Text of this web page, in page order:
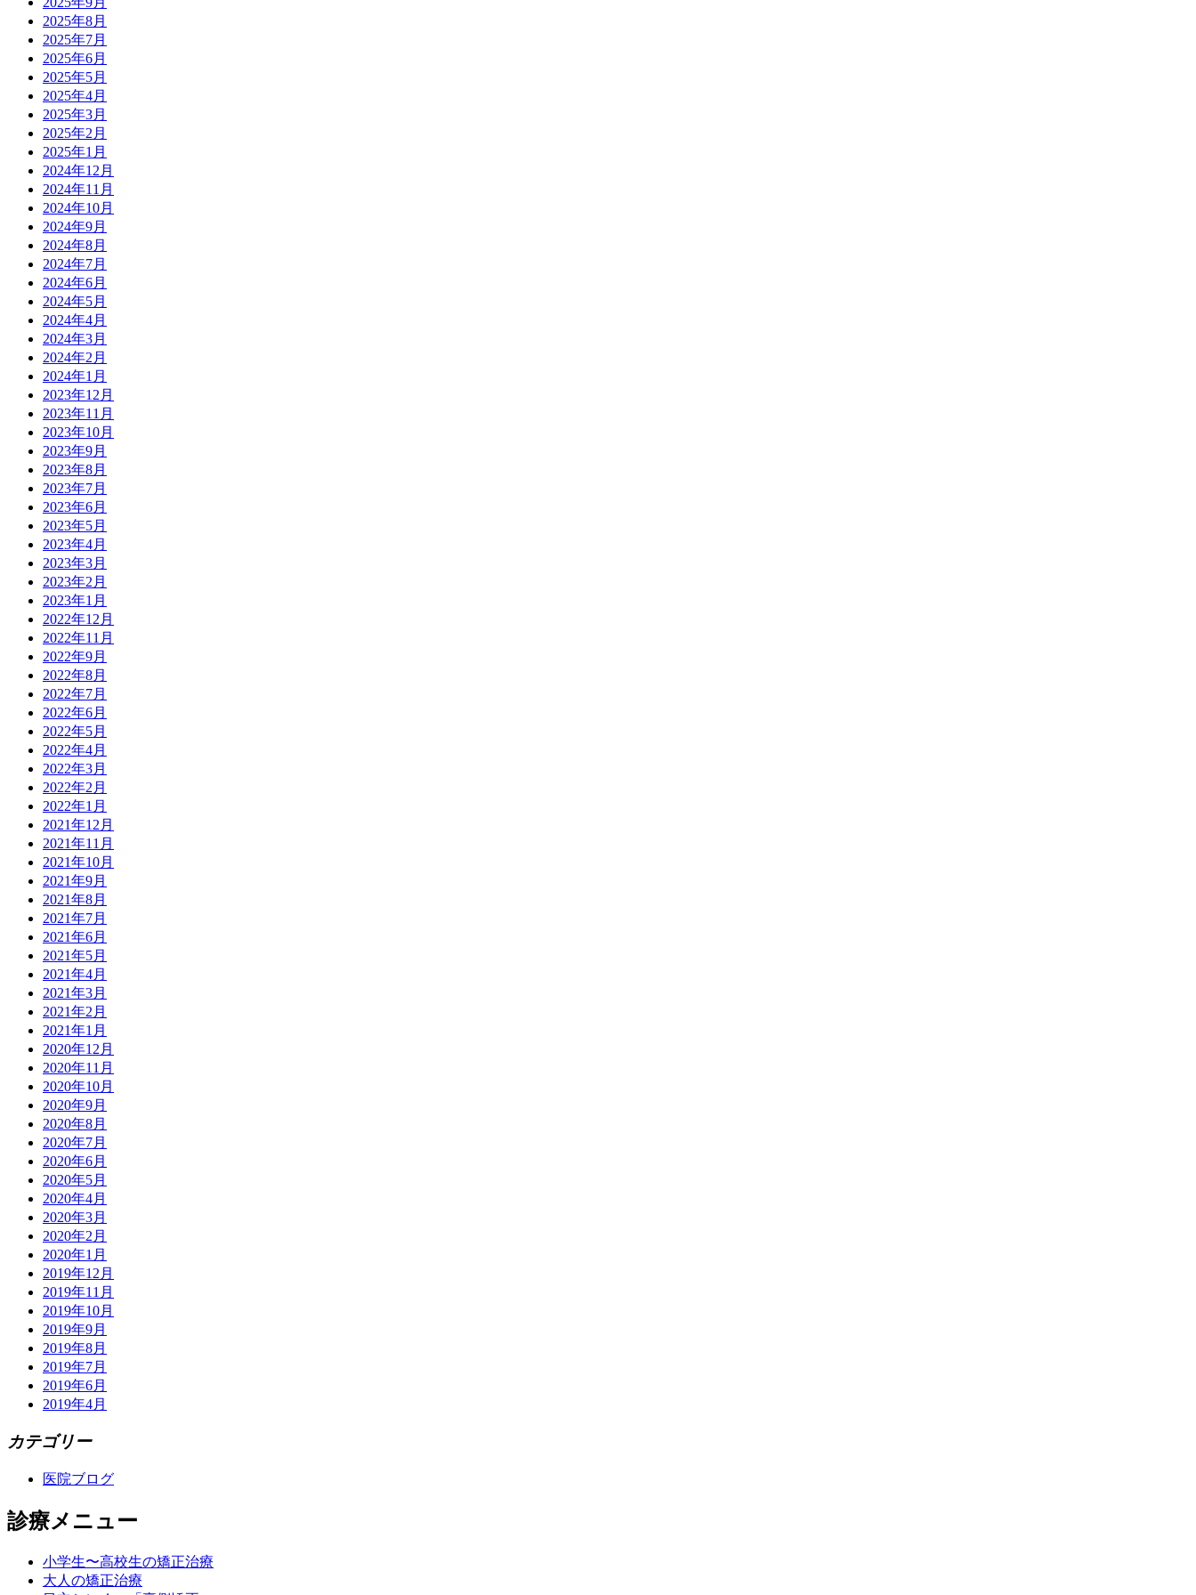
2025年8月
2025年7月
2025年6月
2025年5月
2025年4月
2025年3月
2025年2月
2025年1月
2024年12月
2024年11月
2024年10月
2024年9月
2024年8月
2024年7月
2024年6月
2024年5月
2024年4月
2024年3月
2024年2月
2024年1月
2023年12月
2023年11月
2023年10月
2023年9月
2023年8月
2023年7月
2023年6月
2023年5月
2023年4月
2023年3月
2023年2月
2023年1月
2022年12月
2022年11月
2022年9月
2022年8月
2022年7月
2022年6月
2022年5月
2022年4月
2022年3月
2022年2月
2022年1月
2021年12月
2021年11月
2021年10月
2021年9月
2021年8月
2021年7月
2021年6月
2021年5月
2021年4月
2021年3月
2021年2月
2021年1月
2020年12月
2020年11月
2020年10月
2020年9月
2020年8月
2020年7月
2020年6月
2020年5月
2020年4月
2020年3月
2020年2月
2020年1月
2019年12月
2019年11月
2019年10月
2019年9月
2019年8月
2019年7月
2019年6月
2019年4月
カテゴリー
医院ブログ
診療メニュー
小学生〜高校生の矯正治療
大人の矯正治療